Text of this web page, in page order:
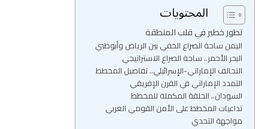
المحتويات
تطور خطير في قلب المنطقة
اليمن ساحة الصراع الخفي بين الرياض وأبوظبي
البحر الأحمر.. ساحة الصراع الاستراتيجي
التحالف الإماراتي-الإسرائيلي.. تفاصيل المخطط
التمدد الإماراتي في القرن الإفريقي
السودان.. الحلقة المكملة للمخطط
تداعيات المخطط على الأمن القومي العربي
مواجهة التحدي